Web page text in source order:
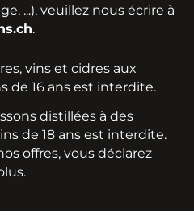
...), veuillez nous écrire à
.
vins et cidres aux
de 16 ans est interdite.
distillées à des
de 18 ans est interdite.
offres, vous déclarez